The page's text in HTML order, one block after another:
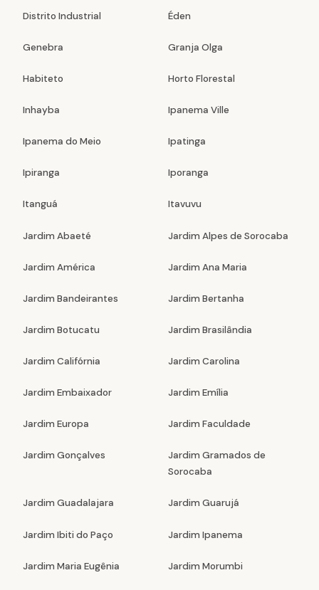
Distrito Industrial Éden
Genebra Granja Olga
Habiteto Horto Florestal
Inhayba Ipanema Ville
Ipanema do Meio Ipatinga
Ipiranga Iporanga
Itanguá Itavuvu
Jardim Abaeté Jardim Alpes de Sorocaba
Jardim América Jardim Ana Maria
Jardim Bandeirantes Jardim Bertanha
Jardim Botucatu Jardim Brasilândia
Jardim Califórnia Jardim Carolina
Jardim Embaixador Jardim Emília
Jardim Europa Jardim Faculdade
Jardim Gonçalves
Jardim Gramados de
Sorocaba
Jardim Guadalajara Jardim Guarujá
Jardim Ibiti do Paço Jardim Ipanema
Jardim Maria Eugênia Jardim Morumbi